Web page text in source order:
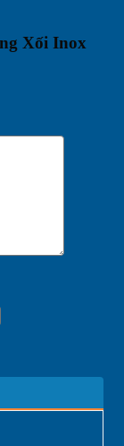
Xối Inox